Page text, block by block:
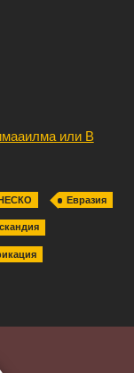
или В
Евразия